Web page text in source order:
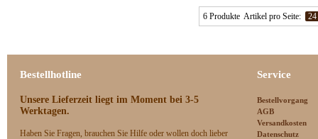
6 Produkte Artikel pro Seite: 24
Bestellhotline
Unsere Lieferzeit liegt im Moment bei 3-5
Werktagen.
Haben Sie Fragen, brauchen Sie Hilfe oder wollen doch lieber
Service
Bestellvorgang
AGB
Versandkosten
Datenschutz